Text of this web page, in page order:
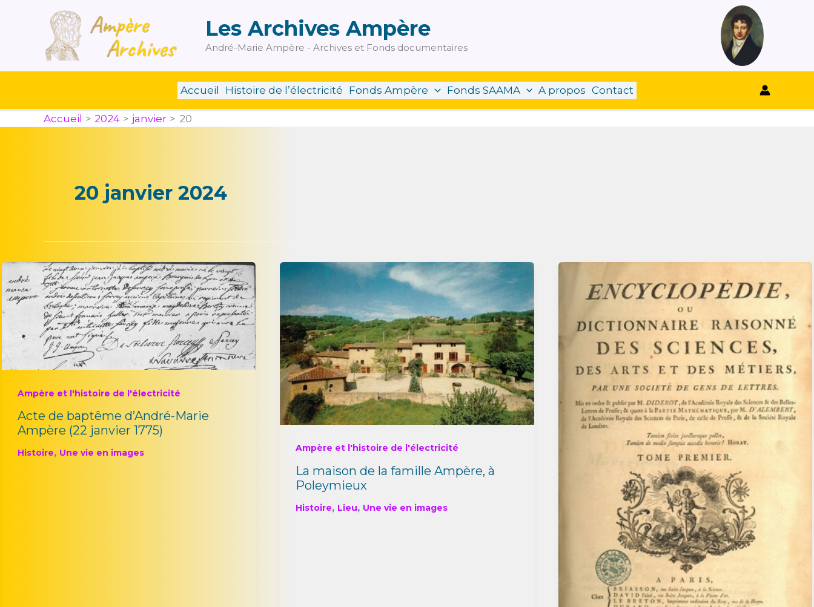
Les Archives Ampère
André-Marie Ampère - Archives et Fonds documentaires
Accueil Histoire de l’électricité Fonds Ampère Fonds SAAMA A propos Contact
Accueil 2024 janvier 20
20 janvier 2024
Ampère et l'histoire de l'électricité
Acte de baptême d’André-Marie
Ampère (22 janvier 1775)
Histoire, Une vie en images Ampère et l'histoire de l'électricité
La maison de la famille Ampère, à
Poleymieux
Histoire, Lieu, Une vie en images